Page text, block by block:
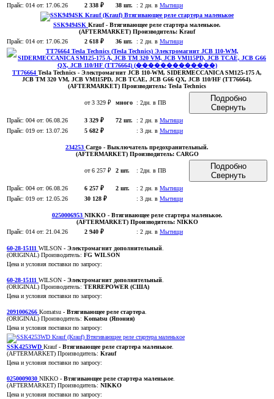
Прайс: 014 от: 17.06.26 2 338 ₽ 38 шт. : 2 дн. в Мытищи
SSK9494SK Krauf- Втягивающее реле стартера маленькое.
(AFTERMARKET) Производитель: Krauf
Прайс: 014 от: 17.06.26 2 618 ₽ 36 шт. : 2 дн. в Мытищи
TT76664 Tesla Technics - Электромагнит JCB 110-WM, SIDERMECCANICA SM125-175 A,
JCB TM 320 VM, JCB VM115PD, JCB TCAE, JCB G66 QX, JCB 110/HF (TT76664).
(AFTERMARKET) Производитель: Tesla Technics
от 3 329 ₽ много : 2дн. в ПВ
Подробно
Свернуть
Прайс: 004 от: 06.08.26 3 329 ₽ 72 шт. : 2 дн. в Мытищи
Прайс: 019 от: 13.07.26 5 682 ₽ : 3 дн. в Мытищи
234253 Cargo - Выключатель предохранительный.
(AFTERMARKET)Производитель: CARGO
от 6 257 ₽ 2 шт. : 2дн. в ПВ
Подробно
Свернуть
Прайс: 004 от: 06.08.26 6 257 ₽ 2 шт. : 2 дн. в Мытищи
Прайс: 019 от: 12.05.26 30 128 ₽ : 3 дн. в Мытищи
0250006953 NIKKO - Втягивающее реле стартера маленькое.
(AFTERMARKET)Производитель: NIKKO
Прайс: 014 от: 21.04.26 2 940 ₽ : 2 дн. в Мытищи
60-28-15111 WILSON - Электромагнит дополнительный.
(ORIGINAL) Производитель: FG WILSON
Цена и условия поставки по запросу:
60-28-15111 WILSON - Электромагнит дополнительный.
(ORIGINAL) Производитель: TERREPOWER (США)
Цена и условия поставки по запросу:
2091006266 Komatsu - Втягивающее реле стартера.
(ORIGINAL) Производитель: Komatsu (Япония)
Цена и условия поставки по запросу:
SSK4253WD Krauf- Втягивающее реле стартера маленькое.
(AFTERMARKET) Производитель: Krauf
Цена и условия поставки по запросу:
0250009030 NIKKO - Втягивающее реле стартера маленькое.
(AFTERMARKET) Производитель: NIKKO
Цена и условия поставки по запросу: